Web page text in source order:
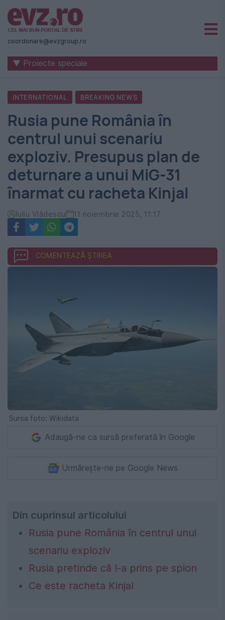
Știri
naționale
internaționale
România
-
Evenimentul
Zilei
coordonare@evzgroup.ro
▼ Proiecte speciale
INTERNATIONAL BREAKING NEWS
Rusia pune România în
centrul unui scenariu
exploziv. Presupus plan de
deturnare a unui MiG-31
înarmat cu racheta Kinjal
Iuliu Vlădescu 11 noiembrie 2025, 11:17
COMENTEAZĂ ȘTIREA
Sursa foto: Wikidata
Adaugă-ne ca sursă preferată în Google
Urmărește-ne pe Google News
Din cuprinsul articolului
Rusia pune România în centrul unui
scenariu exploziv
Rusia pretinde că l-a prins pe spion
Ce este racheta Kinjal